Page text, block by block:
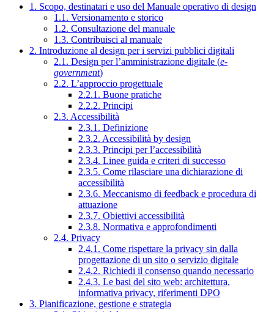
1. Scopo, destinatari e uso del Manuale operativo di design
1.1. Versionamento e storico
1.2. Consultazione del manuale
1.3. Contribuisci al manuale
2. Introduzione al design per i servizi pubblici digitali
2.1. Design per l’amministrazione digitale (e-
government)
2.2. L’approccio progettuale
2.2.1. Buone pratiche
2.2.2. Principi
2.3. Accessibilità
2.3.1. Definizione
2.3.2. Accessibilità by design
2.3.3. Principi per l’accessibilità
2.3.4. Linee guida e criteri di successo
2.3.5. Come rilasciare una dichiarazione di
accessibilità
2.3.6. Meccanismo di feedback e procedura di
attuazione
2.3.7. Obiettivi accessibilità
2.3.8. Normativa e approfondimenti
2.4. Privacy
2.4.1. Come rispettare la privacy sin dalla
progettazione di un sito o servizio digitale
2.4.2. Richiedi il consenso quando necessario
2.4.3. Le basi del sito web: architettura,
informativa privacy, riferimenti DPO
3. Pianificazione, gestione e strategia